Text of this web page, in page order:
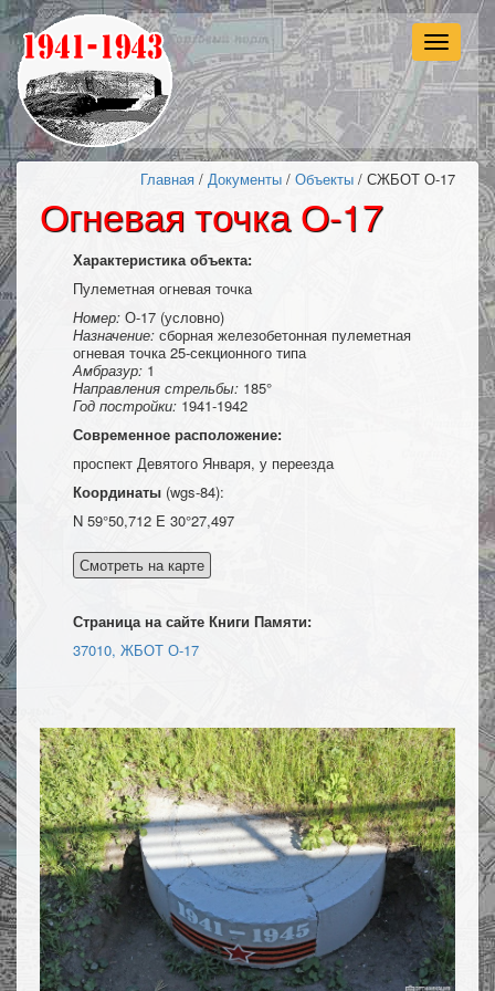
Главная / Документы / Объекты / СЖБОТ О-17
Огневая точка О-17
Характеристика объекта:
Пулеметная огневая точка
Номер: О-17 (условно)
Назначение: сборная железобетонная пулеметная
огневая точка 25-секционного типа
Амбразур: 1
Направления стрельбы: 185°
Год постройки: 1941-1942
Современное расположение:
проспект Девятого Января, у переезда
Координаты (wgs-84):
N 59°50,712 E 30°27,497
Страница на сайте Книги Памяти:
37010, ЖБОТ О-17